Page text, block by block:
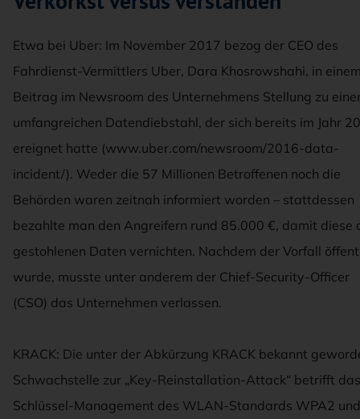
Etwa bei Uber: Im November 2017 bezog der CEO des
Fahrdienst-Vermittlers Uber, Dara Khosrowshahi, in
Beitrag im Newsroom des Unternehmens Stellung zu
umfangreichen Datendiebstahl, der sich bereits im Jahr
ereignet hatte (www.uber.com/newsroom/2016-data-
incident/). Weder die 57 Millionen Betroffenen noch die
Behörden waren zeitnah informiert worden – stattdessen
bezahlte man den Angreifern rund 85.000 €, damit diese
gestohlenen Daten vernichten. Nachdem der Vorfall
wurde, musste unter anderem der Chief-Security-Officer
(CSO) das Unternehmen verlassen.
KRACK: Die unter der Abkürzung KRACK bekannt
Schwachstelle zur „Key-Reinstallation-Attack“ betrifft das
Schlüssel-Management des WLAN-Standards WPA2 und